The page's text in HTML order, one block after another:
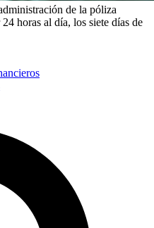
de la póliza
horas al día, los siete días de